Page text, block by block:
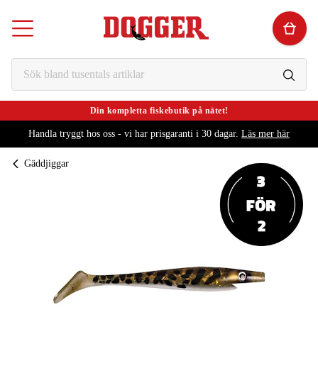
Din kompletta fiskebutik på nätet!
Handla tryggt hos oss - vi har prisgaranti i 30 dagar. Läs mer här
Gäddjiggar